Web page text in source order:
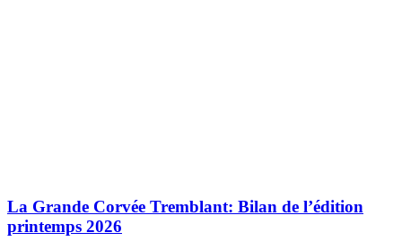
La Grande Corvée Tremblant: Bilan de l’édition
printemps 2026